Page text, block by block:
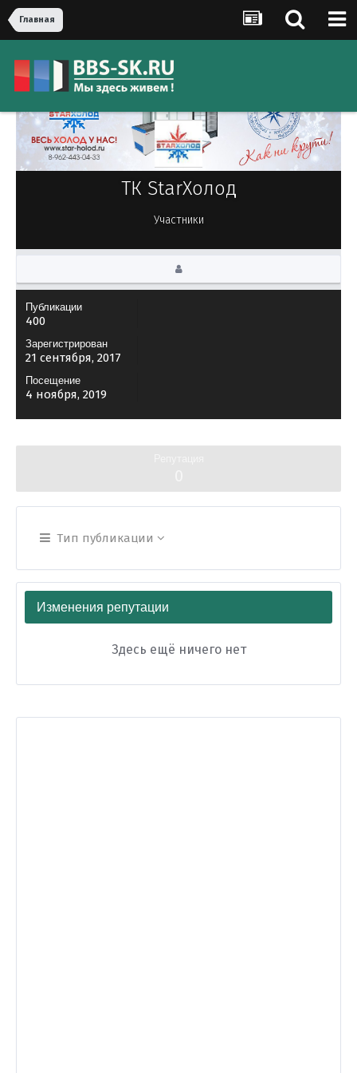
Главная
ТК StarХолод
Участники
Публикации
400
Зарегистрирован
21 сентября, 2017
Посещение
4 ноября, 2019
Тип публикации
Изменения репутации
Здесь ещё ничего нет